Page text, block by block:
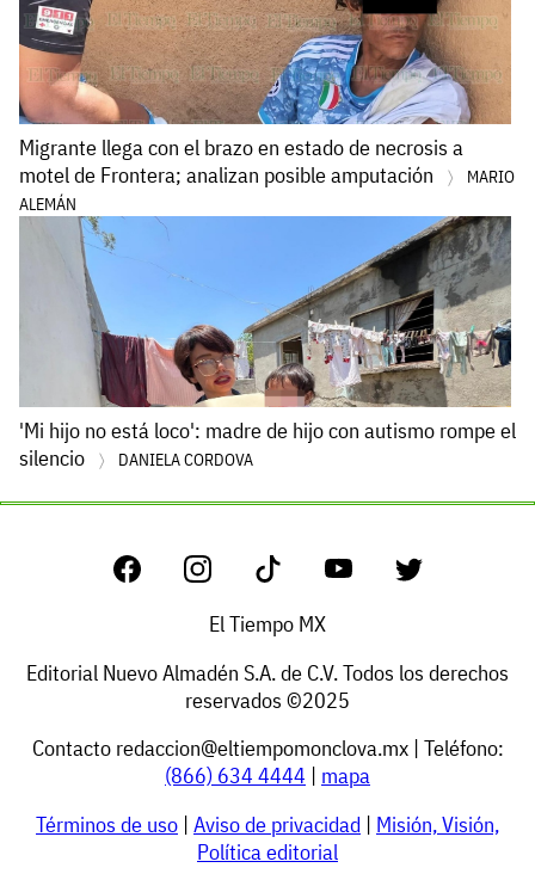
Migrante llega con el brazo en estado de necrosis a
motel de Frontera; analizan posible amputación
MARIO
ALEMÁN
'Mi hijo no está loco': madre de hijo con autismo rompe el
silencio
DANIELA CORDOVA
El Tiempo MX
Editorial Nuevo Almadén S.A. de C.V. Todos los derechos
reservados ©2025
Contacto redaccion@eltiempomonclova.mx| Teléfono:
(866) 634 4444 | mapa
Términos de uso | Aviso de privacidad | Misión, Visión,
Política editorial